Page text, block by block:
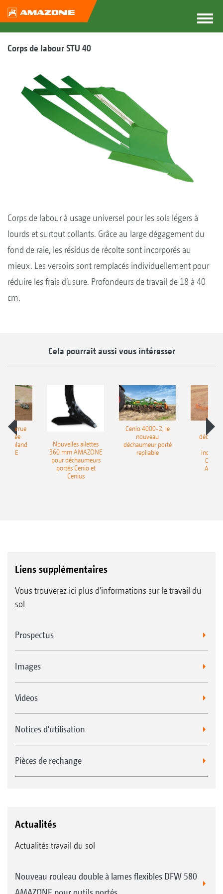
Corps de labour STU 40
Corps de labour à usage universel pour les sols légers à
lourds et surtout collants. Grâce au large dégagement du
fond de raie, les résidus de récolte sont incorporés au
mieux. Les versoirs sont remplacés individuellement pour
réduire les frais d’usure. Profondeurs de travail de 18 à 40
cm.
Cela pourrait aussi vous intéresser
charrue
portée
Onland
Nouvelles ailettes
360 mm AMAZONE
pour déchaumeurs
portés Cenio et
Cenius
Cenio 4000-2, le
nouveau
déchaumeur porté
repliable
Liens supplémentaires
Vous trouverez ici plus d'informations sur le travail du
sol
Prospectus
Images
Videos
Notices d'utilisation
Pièces de rechange
Actualités
Actualités travail du sol
Nouveau rouleau double à lames flexibles DFW 580